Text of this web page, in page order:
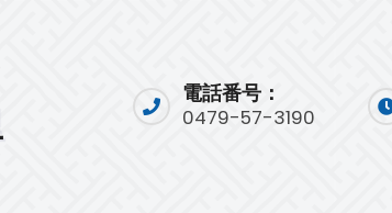
電話番号：
0479-57-3190